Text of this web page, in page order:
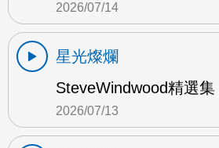
2026/07/14
星光燦爛
SteveWindwood精選集
2026/07/13